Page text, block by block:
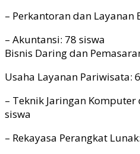
– Perkantoran dan Layanan
– Akuntansi: 78 siswa
Bisnis Daring dan
Usaha Layanan Pariwisata:
– Teknik Jaringan
siswa
– Rekayasa Perangkat